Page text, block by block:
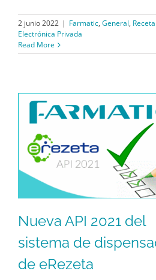
2 junio 2022 | Farmatic, General, Receta
Electrónica Privada
Read More
Nueva API 2021 del
sistema de
de eRezeta